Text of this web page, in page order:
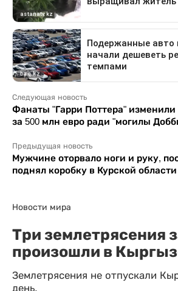
Следующая новость
Фанаты "Гарри Поттера" изменили
за 500 млн евро ради "могилы
Предыдущая новость
Мужчине оторвало ноги и руку,
поднял коробку в Курской области
Новости мира
Три землетрясения
произошли в
Землетрясения не отпускали
день.